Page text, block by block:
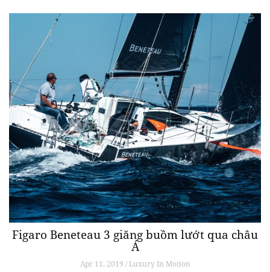
Figaro Beneteau 3 giăng buồm lướt qua châu
Á
Apr 11, 2019 / Luxury In Motion